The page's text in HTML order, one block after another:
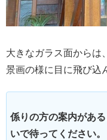
大きなガラス面からは
景画の様に目に飛び込
係りの方の案内があ
いで待ってください。